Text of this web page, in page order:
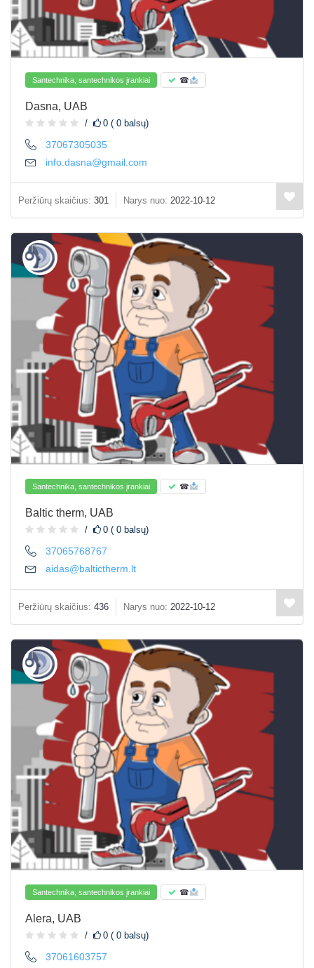
Santechnika, santechnikos įrankiai ☎
Dasna, UAB
0 ( 0 balsų)
37067305035
info.dasna@gmail.com
Peržiūrų skaičius: 301 Narys nuo: 2022-10-12
Santechnika, santechnikos įrankiai ☎
Baltic therm, UAB
0 ( 0 balsų)
37065768767
aidas@baltictherm.lt
Peržiūrų skaičius: 436 Narys nuo: 2022-10-12
Santechnika, santechnikos įrankiai ☎
Alera, UAB
0 ( 0 balsų)
37061603757